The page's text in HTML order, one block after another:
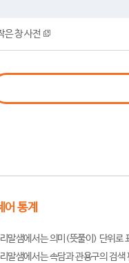
은 창 사전
어 통계
말샘에서는 의미(뜻풀이) 단위로
말샘에서는 속담과 관용구의 검색